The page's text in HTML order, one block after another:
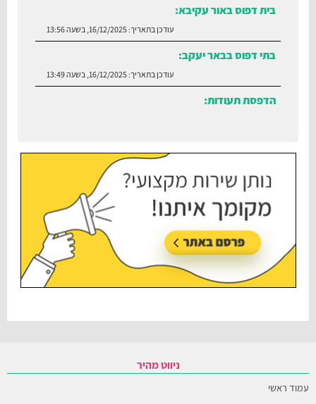
בית דפוס באור עקיבא:
עודכן בתאריך: 16/12/2025, בשעה 13:56
בתי דפוס בבאר יעקב:
עודכן בתאריך: 16/12/2025, בשעה 13:49
הדפסת תעודות:
ניווט מהיר
עמוד ראשי